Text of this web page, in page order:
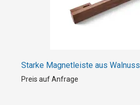
Starke Magnetleiste aus Walnuss
Preis auf Anfrage